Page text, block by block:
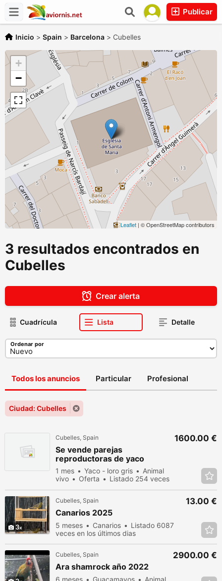
Publicar
Inicio > Spain > Barcelona > Cubelles
+
−
Leaflet | © OpenStreetMap contributors
3 resultados encontrados en
Cubelles
Crear alerta
Cuadrícula Lista Detalle
Ordenar por
Todos los anuncios Particular Profesional
Ciudad: Cubelles
Cubelles, Spain
Se vende parejas
reproductoras de yaco
1 mes Yaco - loro gris
Animal
vivo
Oferta
Listado 254 veces
1600.00 €
3
Cubelles, Spain
Canarios 2025
5 meses Canarios
Listado 6087
veces en los últimos dias
13.00 €
Cubelles, Spain
Ara shamrock año 2022
6 meses Guacamayos
Animal
2900.00 €